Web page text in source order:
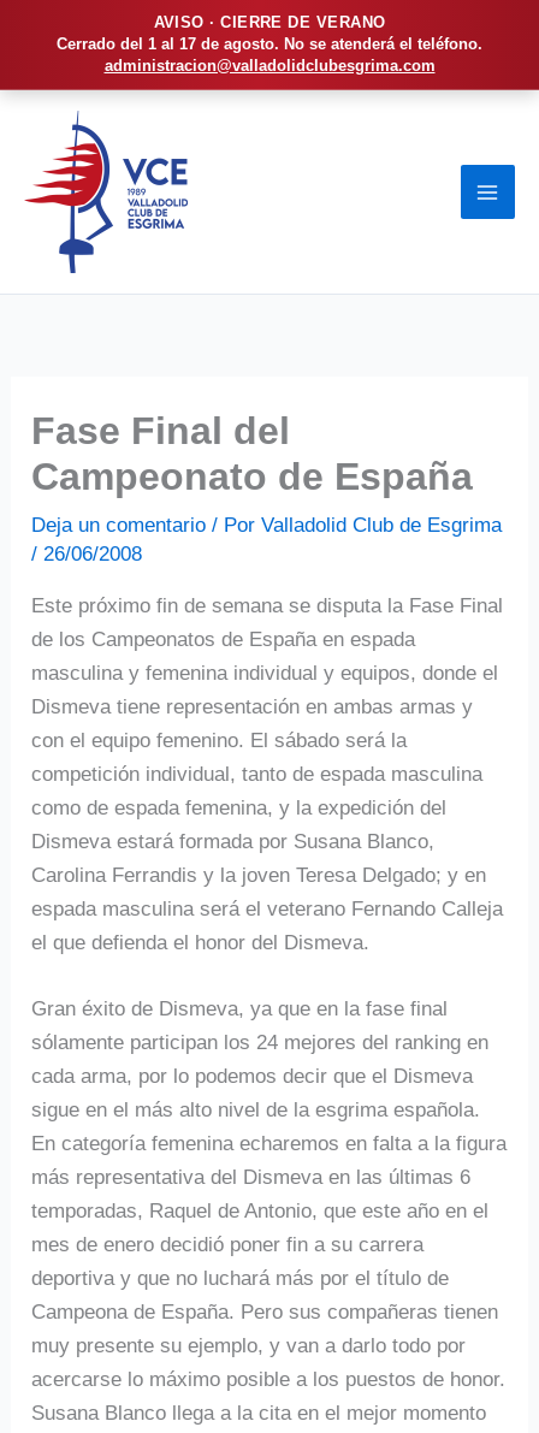
AVISO · CIERRE DE VERANO
Cerrado del 1 al 17 de agosto. No se atenderá el teléfono.
administracion@valladolidclubesgrima.com
contenido
Fase Final del
Campeonato de España
Deja un comentario / PorValladolid Club de Esgrima
/ 26/06/2008
Este próximo fin de semana se disputa la Fase Final
de los Campeonatos de España en espada
masculina y femenina individual y equipos, donde el
Dismeva tiene representación en ambas armas y
con el equipo femenino. El sábado será la
competición individual, tanto de espada masculina
como de espada femenina, y la expedición del
Dismeva estará formada por Susana Blanco,
Carolina Ferrandis y la joven Teresa Delgado; y en
espada masculina será el veterano Fernando Calleja
el que defienda el honor del Dismeva.
Gran éxito de Dismeva, ya que en la fase final
sólamente participan los 24 mejores del ranking en
cada arma, por lo podemos decir que el Dismeva
sigue en el más alto nivel de la esgrima española.
En categoría femenina echaremos en falta a la figura
más representativa del Dismeva en las últimas 6
temporadas, Raquel de Antonio, que este año en el
mes de enero decidió poner fin a su carrera
deportiva y que no luchará más por el título de
Campeona de España. Pero sus compañeras tienen
muy presente su ejemplo, y van a darlo todo por
acercarse lo máximo posible a los puestos de honor.
Susana Blanco llega a la cita en el mejor momento